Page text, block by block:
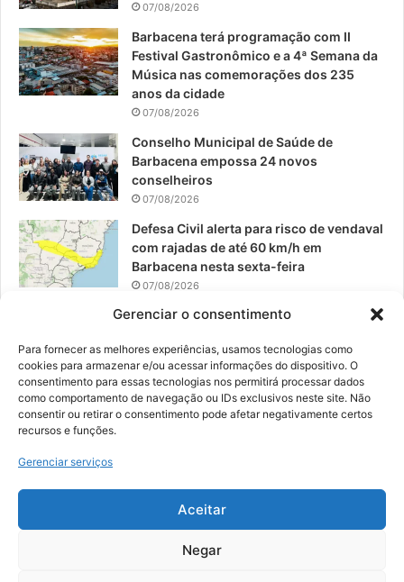
Gerenciar o consentimento
Para fornecer as melhores experiências, usamos tecnologias como
cookies para armazenar e/ou acessar informações do dispositivo. O
consentimento para essas tecnologias nos permitirá processar dados
como comportamento de navegação ou IDs exclusivos neste site. Não
consentir ou retirar o consentimento pode afetar negativamente certos
recursos e funções.
Gerenciar serviços
Aceitar
Negar
k
a
07/08/2026
Barbacena terá programação com II
Festival Gastronômico e a 4ª Semana da
Música nas comemorações dos 235
anos da cidade
07/08/2026
Conselho Municipal de Saúde de
Barbacena empossa 24 novos
conselheiros
07/08/2026
Defesa Civil alerta para risco de vendaval
com rajadas de até 60 km/h em
Barbacena nesta sexta-feira
07/08/2026
EPCAR tem a melhor nota do IDEB no
06/08/2026
© 2026, Todos os direitos reservados | Desenvolvido por:
Digital Business| Hospedado por:NP Publicidade
Fale Conosco
Sobre Nós
Política de Segurança e Privacidade